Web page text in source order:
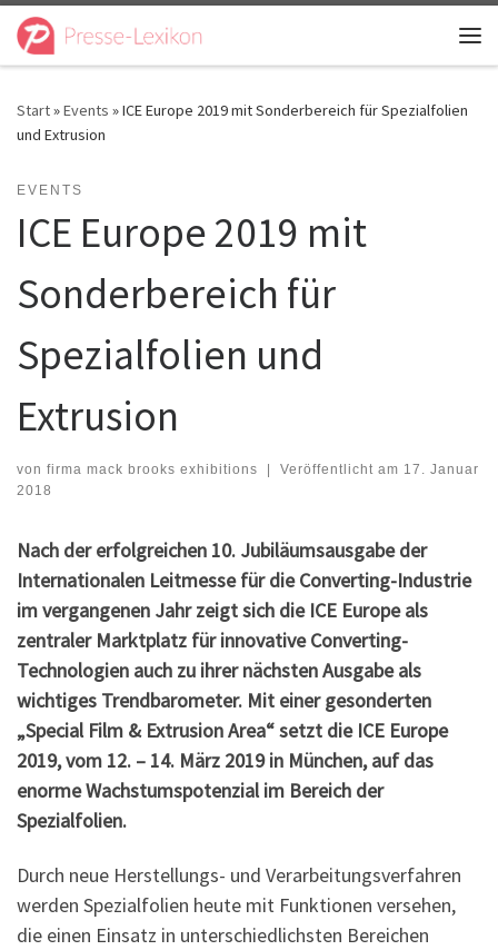
Zum Inhalt springen
Start»Events »ICE Europe 2019 mit Sonderbereich für Spezialfolien
und Extrusion
EVENTS
ICE Europe 2019 mit
Sonderbereich für
Spezialfolien und
Extrusion
von firma mack brooks exhibitions | Veröffentlicht am 17. Januar
2018
Nach der erfolgreichen 10. Jubiläumsausgabe der
Internationalen Leitmesse für die Converting-Industrie
im vergangenen Jahr zeigt sich die ICE Europe als
zentraler Marktplatz für innovative Converting-
Technologien auch zu ihrer nächsten Ausgabe als
wichtiges Trendbarometer. Mit einer gesonderten
„Special Film & Extrusion Area“ setzt die ICE Europe
2019, vom 12. – 14. März 2019 in München, auf das
enorme Wachstumspotenzial im Bereich der
Spezialfolien.
Durch neue Herstellungs- und Verarbeitungsverfahren
werden Spezialfolien heute mit Funktionen versehen,
die einen Einsatz in unterschiedlichsten Bereichen